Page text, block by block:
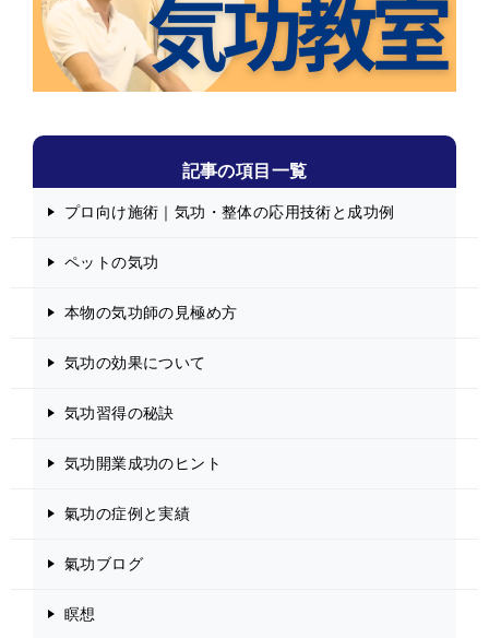
記事の項目一覧
プロ向け施術｜気功・整体の応用技術と成功例
ペットの気功
本物の気功師の見極め方
気功の効果について
気功習得の秘訣
気功開業成功のヒント
氣功の症例と実績
氣功ブログ
瞑想